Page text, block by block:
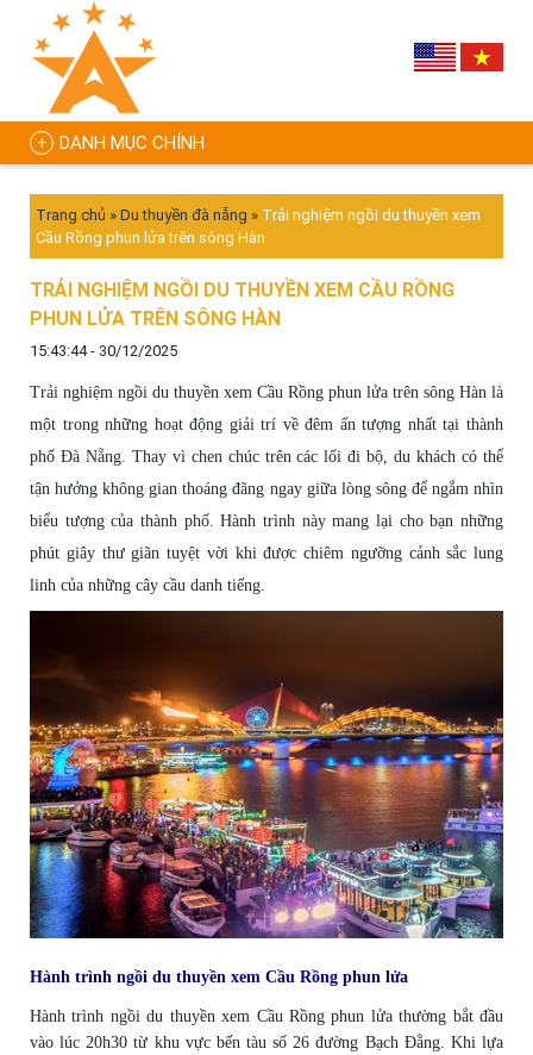
DANH MỤC CHÍNH
Trang chủ » Du thuyền đà nẵng » Trải nghiệm ngồi du thuyền xem
Cầu Rồng phun lửa trên sông Hàn
TRẢI NGHIỆM NGỒI DU THUYỀN XEM CẦU RỒNG
PHUN LỬA TRÊN SÔNG HÀN
15:43:44 - 30/12/2025
Trải nghiệm ngồi du thuyền xem Cầu Rồng phun lửa trên sông Hàn là
một trong những hoạt động giải trí về đêm ấn tượng nhất tại thành
phố Đà Nẵng. Thay vì chen chúc trên các lối đi bộ, du khách có thể
tận hưởng không gian thoáng đãng ngay giữa lòng sông để ngắm nhìn
biểu tượng của thành phố. Hành trình này mang lại cho bạn những
phút giây thư giãn tuyệt vời khi được chiêm ngưỡng cảnh sắc lung
linh của những cây cầu danh tiếng.
Hành trình ngồi du thuyền xem Cầu Rồng phun lửa
Hành trình ngồi du thuyền xem Cầu Rồng phun lửa thường bắt đầu
vào lúc 20h30 từ khu vực bến tàu số 26 đường Bạch Đằng. Khi lựa